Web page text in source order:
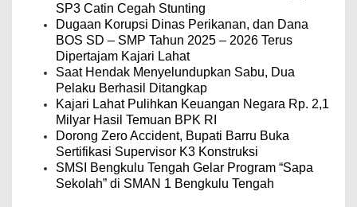
SP3 Catin Cegah Stunting
Dugaan Korupsi Dinas Perikanan, dan Dana
BOS SD – SMP Tahun 2025 – 2026 Terus
Dipertajam Kajari Lahat
Saat Hendak Menyelundupkan Sabu, Dua
Pelaku Berhasil Ditangkap
Kajari Lahat Pulihkan Keuangan Negara Rp. 2,1
Milyar Hasil Temuan BPK RI
Dorong Zero Accident, Bupati Barru Buka
Sertifikasi Supervisor K3 Konstruksi
SMSI Bengkulu Tengah Gelar Program “Sapa
Sekolah” di SMAN 1 Bengkulu Tengah